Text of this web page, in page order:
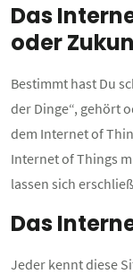
Das
oder
Bestimmt hast Du
der Dinge“, gehört
dem Internet of
Internet of Things
lassen sich
Das
Jeder kennt diese